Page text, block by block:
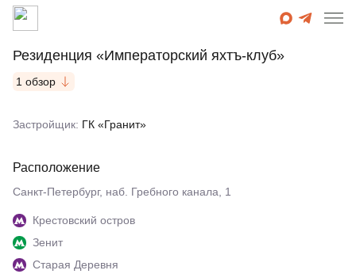
Резиденция «Императорский яхтъ-клуб»
1 обзор
Застройщик: ГК «Гранит»
Расположение
Санкт-Петербург, наб. Гребного канала, 1
Крестовский остров
Зенит
Старая Деревня